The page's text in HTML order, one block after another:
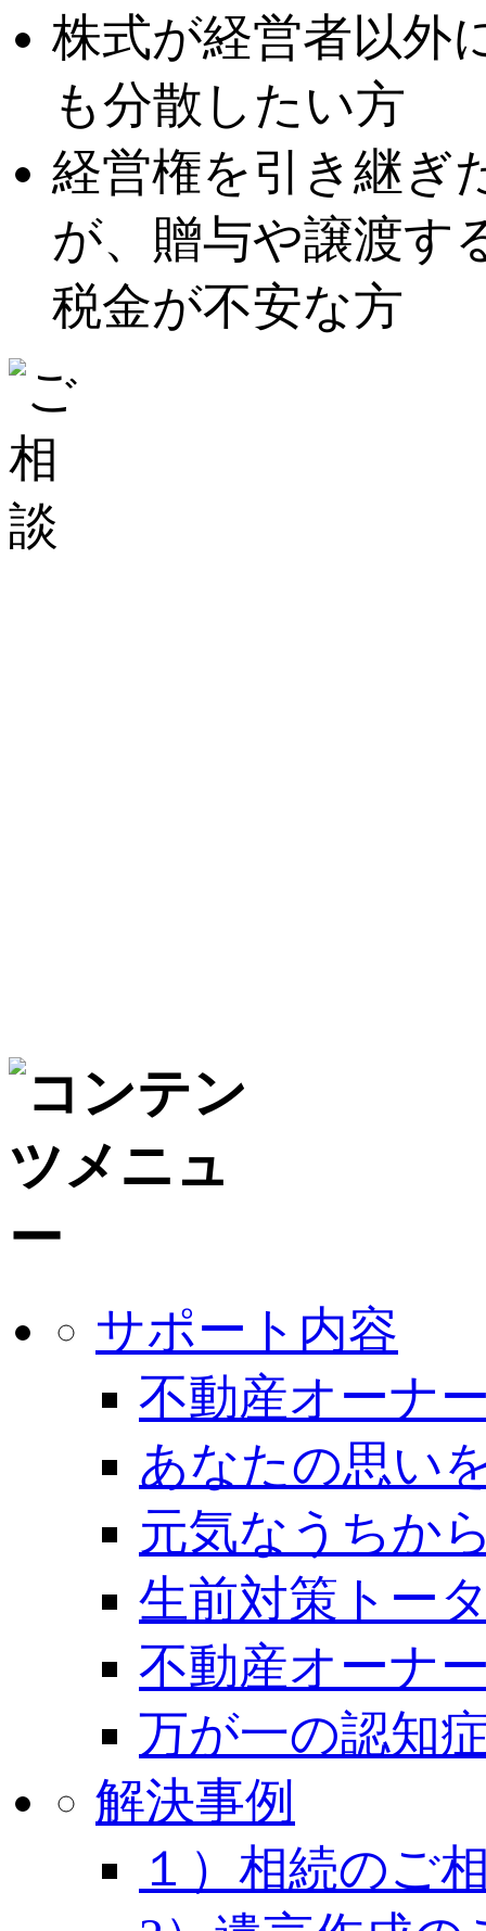
株式が経営者以外
も分散したい方
経営権を引き継ぎ
が、贈与や譲渡す
税金が不安な方
サポート内容
不動産オーナ
あなたの思い
元気なうちか
生前対策トー
不動産オーナ
万が一の認知
解決事例
１）相続のご